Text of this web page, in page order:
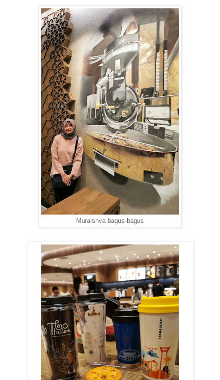
Muralsnya bagus-bagus